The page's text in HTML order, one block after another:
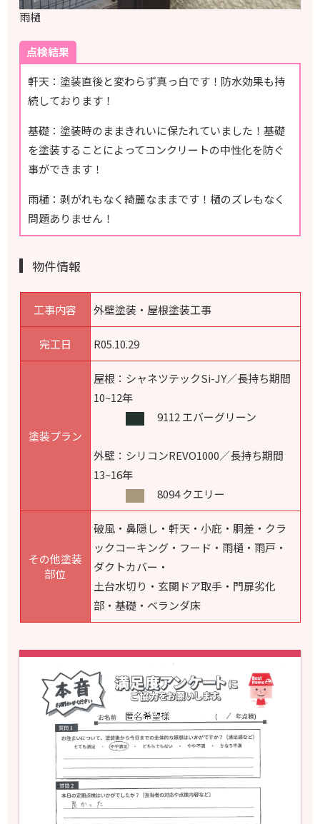
雨樋
点検結果
軒天：塗装直後と変わらず真っ白です！防水効果も持
続しております！
基礎：塗装時のままきれいに保たれていました！基礎
を塗装することによってコンクリートの中性化を防ぐ
事ができます！
雨樋：剥がれもなく綺麗なままです！樋のズレもなく
問題ありません！
物件情報
工事内容 外壁塗装・屋根塗装工事
完工日 R05.10.29
塗装プラン
屋根：シャネツテックSi-JY／長持ち期間
10~12年
9112 エバーグリーン
外壁：シリコンREVO1000／長持ち期間
13~16年
8094 クエリー
その他塗装
部位
破風・鼻隠し・軒天・小庇・胴差・クラ
ックコーキング・フード・雨樋・雨戸・
ダクトカバー・
土台水切り・玄関ドア取手・門扉劣化
部・基礎・ベランダ床